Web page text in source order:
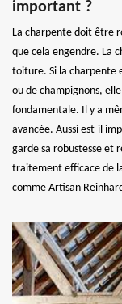
important ?
La charpente doit être
que cela engendre. La
toiture. Si la charpente
ou de champignons,
fondamentale. Il y a
avancée. Aussi est-il
garde sa robustesse et
traitement efficace de
comme Artisan